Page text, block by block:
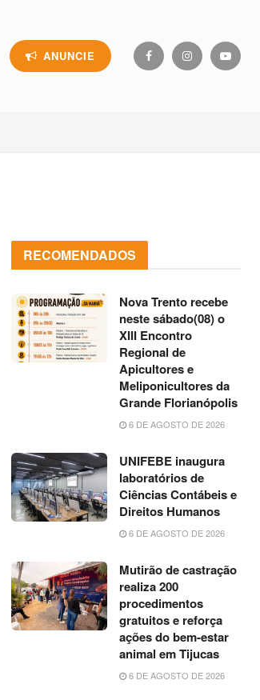
ANUNCIE
RECOMENDADOS
Nova Trento recebe
neste sábado(08) o
XIII Encontro
Regional de
Apicultores e
Meliponicultores da
Grande Florianópolis
6 DE AGOSTO DE 2026
UNIFEBE inaugura
laboratórios de
Ciências Contábeis e
Direitos Humanos
6 DE AGOSTO DE 2026
Mutirão de castração
realiza 200
procedimentos
gratuitos e reforça
ações do bem-estar
animal em Tijucas
6 DE AGOSTO DE 2026